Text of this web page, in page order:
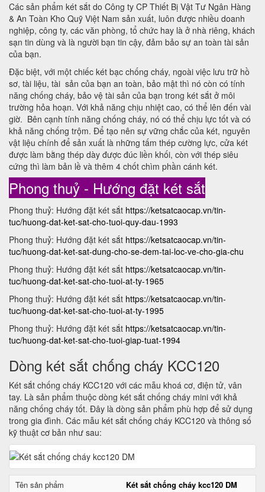
Các sản phẩm két sắt do Công ty CP Thiết Bị Vật Tư Ngân Hàng
& An Toàn Kho Quỹ Việt Nam sản xuất, luôn được nhiều doanh
nghiệp, công ty, các văn phòng, tổ chức hay là ở nhà riêng, khách
sạn tin dùng và là người bạn tin cậy, đảm bảo sự an toàn tài sản
của bạn.
Đặc biệt, với một chiếc két bạc chống cháy, ngoài việc lưu trữ hồ
sơ, tài liệu, tài sản của bạn an toàn, bảo mật thì nó còn có tính
năng chống cháy, bảo vệ tài sản của bạn trong két sắt ở môi
trường hỏa hoạn. Với khả năng chịu nhiệt cao, có thể lên đến vài
giờ. Bên cạnh tính năng chống cháy, nó có thể chịu lực tốt và có
khả năng chống trộm. Để tạo nên sự vững chắc của két, nguyên
vật liệu chính để sản xuất là những tấm thép cường lực, cửa két
được làm bằng thép dày được đúc liền khối, còn với thép siêu
cứng thì làm bản lề và thêm 4 chốt chìm phần cánh két.
Phong thuỷ - Hướng đặt két sắt
Phong thuỷ: Hướng đặt két sắt https://ketsatcaocap.vn/tin-
tuc/huong-dat-ket-sat-cho-tuoi-quy-dau-1993
Phong thuỷ: Hướng đặt két sắt https://ketsatcaocap.vn/tin-
tuc/huong-dat-ket-sat-dung-cho-se-dem-tai-loc-ve-cho-gia-chu
Phong thuỷ: Hướng đặt két sắt https://ketsatcaocap.vn/tin-
tuc/huong-dat-ket-sat-cho-tuoi-at-ty-1965
Phong thuỷ: Hướng đặt két sắt https://ketsatcaocap.vn/tin-
tuc/huong-dat-ket-sat-cho-tuoi-at-ty-1995
Phong thuỷ: Hướng đặt két sắt https://ketsatcaocap.vn/tin-
tuc/huong-dat-ket-sat-cho-tuoi-giap-tuat-1994
Dòng két sắt chống cháy KCC120
Két sắt chống cháy KCC120 với các mẫu khoá cơ, điện tử, vân
tay. Là sản phẩm thuộc dòng két sắt chống cháy mini với khả
năng chống cháy tốt. Đây là dòng sản phẩm phù hợp để sử dụng
trong gia đình. Các mẫu két sắt chống cháy KCC120 và thông số
kỹ thuật cơ bản như sau:
Tên sản phẩm Két sắt chống cháy kcc120 DM